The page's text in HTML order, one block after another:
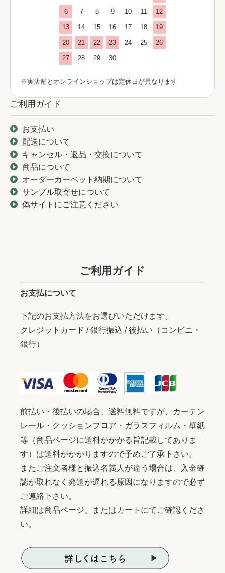
6 7 8 9 10 11 12
13 14 15 16 17 18 19
20 21 22 23 24 25 26
27 28 29 30
※実店舗とオンラインショップは定休日が異なります
ご利用ガイド
お支払い
配送について
キャンセル・返品・交換について
商品について
オーダーカーペット納期について
サンプル取寄せについて
偽サイトにご注意ください
ご利用ガイド
お支払について
下記のお支払方法をお選びいただけます。
クレジットカード / 銀行振込 / 後払い（コンビニ・
銀行）
前払い・後払いの場合、送料無料ですが、カーテン
レール・クッションフロア・ガラスフィルム・壁紙
等（商品ページに送料がかかる旨記載してありま
す）は送料がかかりますので予めご了承下さい。
またご注文者様と振込名義人が違う場合は、入金確
認が取れなく発送が遅れる原因になりますので必ず
ご連絡下さい。
詳細は商品ページ、またはカートにてご確認くださ
い。